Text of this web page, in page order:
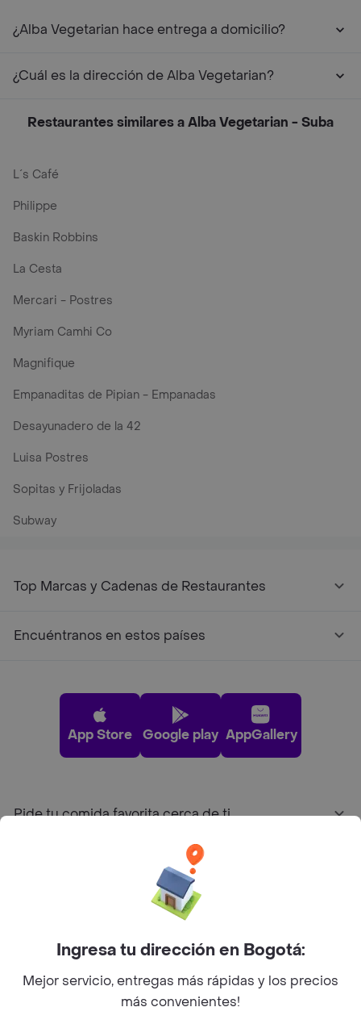
¿Alba Vegetarian hace entrega a domicilio?
¿Cuál es la dirección de Alba Vegetarian?
Restaurantes similares a Alba Vegetarian - Suba
L´s Café
Philippe
Baskin Robbins
La Cesta
Mercari - Postres
Myriam Camhi Co
Magnifique
Empanaditas de Pipian - Empanadas
Desayunadero de la 42
Luisa Postres
Sopitas y Frijoladas
Subway
Top Marcas y Cadenas de Restaurantes
Encuéntranos en estos países
App Store Google play AppGallery
Pide tu comida favorita cerca de ti
Sobre Rappi
Facebook
Twitter
Instagram
Ingresa tu dirección en Bogotá:
Mejor servicio, entregas más rápidas y los precios
más convenientes!